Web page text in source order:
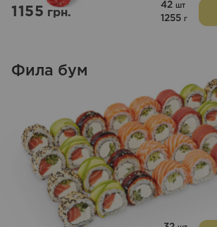
1155грн.
42 шт
1255 г
Фила бум